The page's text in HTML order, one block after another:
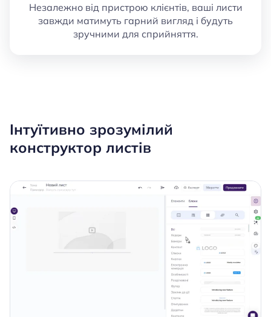
Незалежно від пристрою клієнтів, ваші листи
завжди матимуть гарний вигляд і будуть
зручними для сприйняття.
Інтуїтивно зрозумілий
конструктор листів